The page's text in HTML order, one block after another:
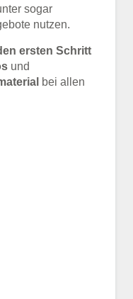
sogar
nutzen.
ersten Schritt
und
bei allen